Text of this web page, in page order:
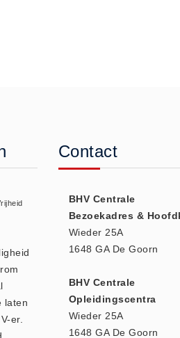
laten
er.
Contact
BHV Centrale
Bezoekadres &
Wieder 25A
1648 GA De Goorn
BHV Centrale
Opleidingscentra
Wieder 25A
1648 GA De Goorn